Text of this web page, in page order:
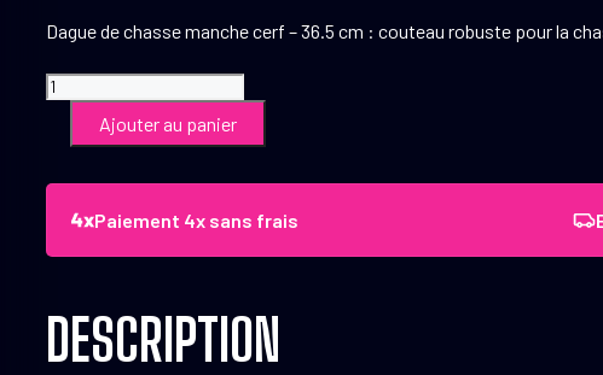
Dague de chasse manche cerf – 36.5 cm : couteau robuste pour la
quantité
de
cerf
Ajouter au panier
Paiement 4x sans frais
DESCRIPTION